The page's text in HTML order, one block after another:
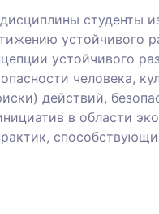
студенты
устойчивого
устойчивого
человека,
действий,
в области